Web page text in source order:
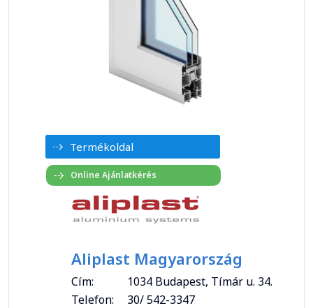
Termékoldal
Aliplast Magyarország
Cím:
1034 Budapest, Tímár u. 34.
Telefon:
30/ 542-3347